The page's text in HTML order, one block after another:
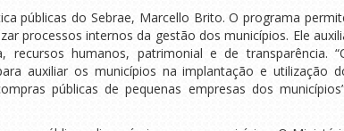
públicas do Sebrae, Marcello Brito. O programa
processos internos da gestão dos municípios. Ele
recursos humanos, patrimonial e de transparência.
auxiliar os municípios na implantação e utilização
públicas de pequenas empresas dos